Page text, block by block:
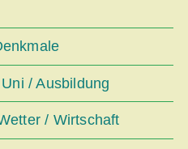
/ Ausbildung
/ Wirtschaft